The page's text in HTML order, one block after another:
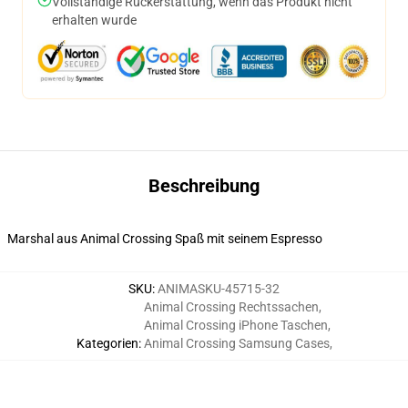
erhalten wurde
Beschreibung
Marshal aus Animal Crossing Spaß mit seinem Espresso
SKU:ANIMASKU-45715-32
Kategorien:
Animal Crossing Rechtssachen,
Animal Crossing iPhone Taschen,
Animal Crossing Samsung Cases,